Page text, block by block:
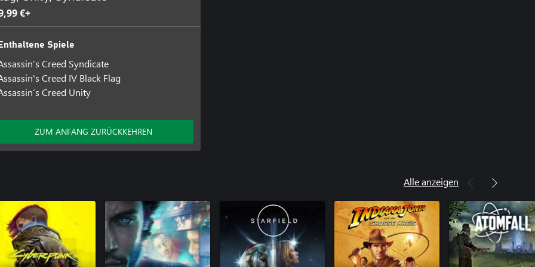
€+
Enthaltene Spiele
Creed Syndicate
Creed IV Black Flag
Creed Unity
ZUM ANFANG ZURÜCKKEHREN
Alle anzeigen